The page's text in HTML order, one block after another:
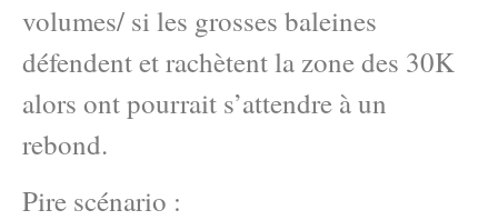
volumes/ si les grosses baleines
défendent et rachètent la zone des 30K
alors ont pourrait s’attendre à un
rebond.
Pire scénario :